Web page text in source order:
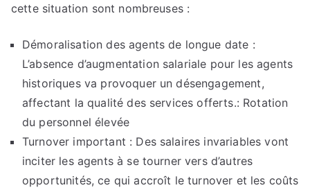
cette situation sont nombreuses :
Démoralisation des agents de longue date :
L’absence d’augmentation salariale pour les agents
historiques va provoquer un désengagement,
affectant la qualité des services offerts.: Rotation
du personnel élevée
Turnover important : Des salaires invariables vont
inciter les agents à se tourner vers d’autres
opportunités, ce qui accroît le turnover et les coûts